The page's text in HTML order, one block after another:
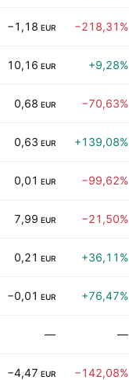
−1,18 EUR −218,31%
10,16 EUR +9,28%
0,68 EUR −70,63%
0,63 EUR +139,08%
0,01 EUR −99,62%
7,99 EUR −21,50%
0,21 EUR +36,11%
−0,01 EUR +76,47%
— —
−4,47 EUR −142,08%